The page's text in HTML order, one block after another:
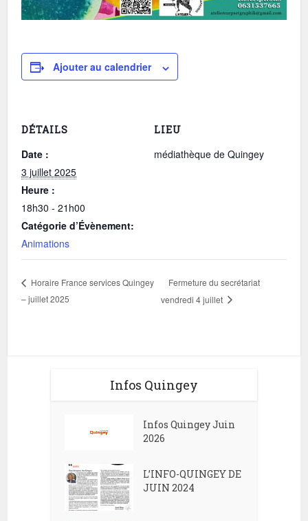
Ajouter au calendrier
DÉTAILS
Date :
3 juillet 2025
Heure :
18h30 - 21h00
Catégorie d’Évènement:
Animations
LIEU
médiathèque de Quingey
Horaire France services Quingey
– juillet 2025
Fermeture du secrétariat
vendredi 4 juillet
Infos Quingey
Infos Quingey Juin
2026
L’INFO-QUINGEY DE
JUIN 2024